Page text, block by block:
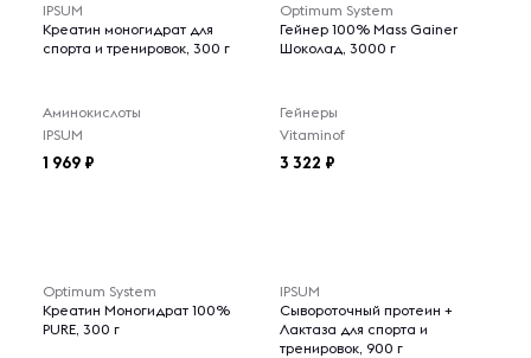
IPSUM
Креатин моногидрат для
спорта и тренировок, 300 г
Аминокислоты
IPSUM
1 969
Optimum System
Гейнер 100% Mass Gainer
Шоколад, 3000 г
Гейнеры
Vitaminof
3 322
Optimum System
Креатин Моногидрат 100%
PURE, 300 г
IPSUM
Сывороточный протеин +
Лактаза для спорта и
тренировок, 900 г